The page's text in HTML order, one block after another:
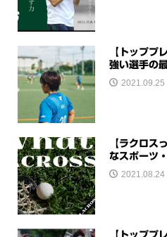
【トッププ
強い選手の
2021.09.25
【ラクロス
なスポーツ
2021.08.24
【トッププ